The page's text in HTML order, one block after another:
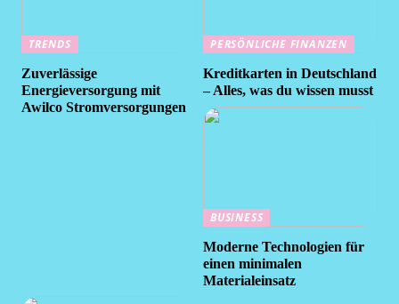
TRENDS
Zuverlässige
Energieversorgung mit
Awilco Stromversorgungen
PERSÖNLICHE FINANZEN
Kreditkarten in Deutschland
– Alles, was du wissen musst
BUSINESS
Moderne Technologien für
einen minimalen
Materialeinsatz